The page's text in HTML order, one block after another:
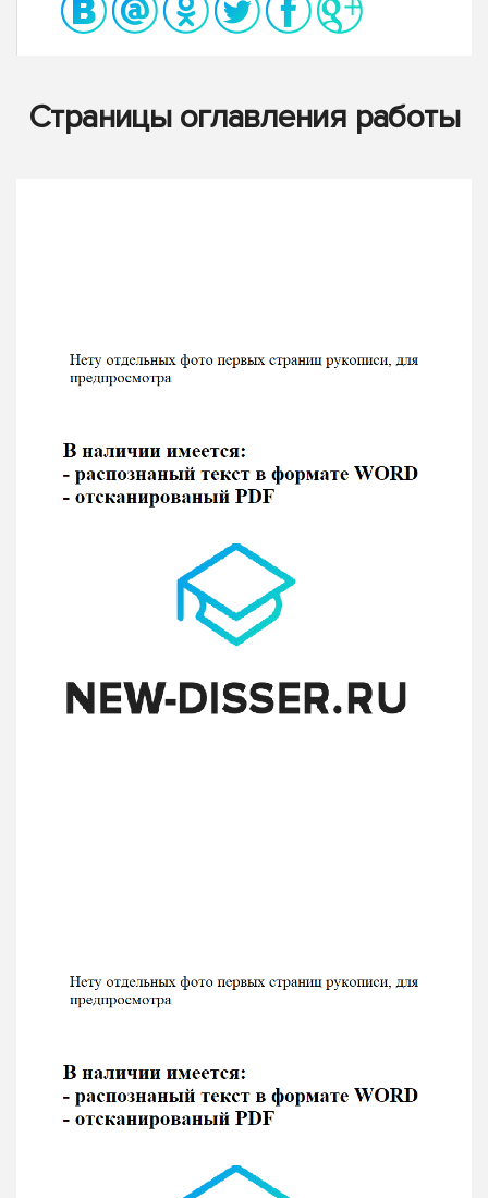
Страницы оглавления работы